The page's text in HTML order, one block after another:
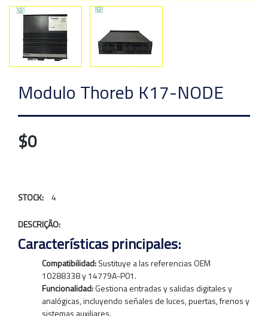
Modulo Thoreb K17-NODE
$0
STOCK: 4
DESCRIÇÃO:
Características principales:
Compatibilidad:Sustituye a las referencias OEM
10288338 y 14779A-P01.
Funcionalidad:Gestiona entradas y salidas digitales y
analógicas, incluyendo señales de luces, puertas, frenos y
sistemas auxiliares.